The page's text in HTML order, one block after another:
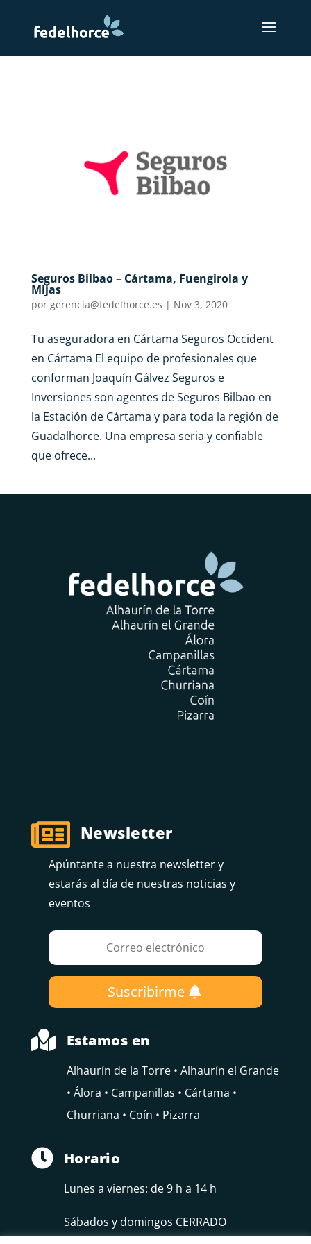
Seguros Bilbao – Cártama, Fuengirola y
Mijas
por gerencia@fedelhorce.es | Nov 3, 2020
Tu aseguradora en Cártama Seguros Occident
en Cártama El equipo de profesionales que
conforman Joaquín Gálvez Seguros e
Inversiones son agentes de Seguros Bilbao en
la Estación de Cártama y para toda la región de
Guadalhorce. Una empresa seria y confiable
que ofrece...
 Newsletter
Apúntante a nuestra newsletter y
estarás al día de nuestras noticias y
eventos
Suscribirme
 Estamos en
Alhaurín de la Torre • Alhaurín el Grande
• Álora • Campanillas • Cártama •
Churriana • Coín • Pizarra
 Horario
Lunes a viernes: de 9 h a 14 h
Sábados y domingos CERRADO